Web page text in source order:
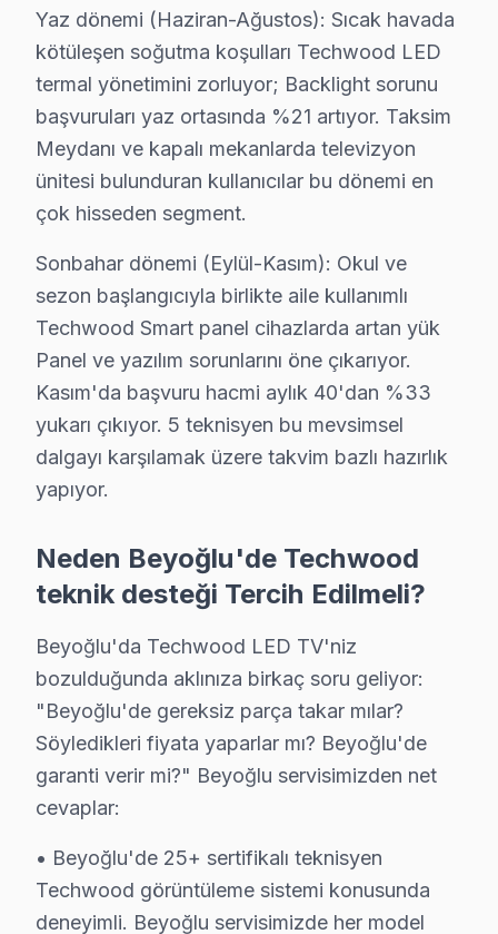
Karaköy'de Techwood TV Servisi
Karaköy, dinamik yapısıyla farklı yaş gruplarından
Kaptanpaşa'da Techwood TV Servisi
Kaptanpaşa Mahallesi, karma yapısıyla farklı
Katip Mustafa Çelebi'de Techwood TV Servisi
Katip Mustafa Çelebi Mahallesi, özellikle gençlerden
Keçeci Piri'de Techwood TV Servisi
Keçeci Piri Mahallesi, oldukça hareketli bir yaşam
Kemankeş Karamustafapaşa'da Techwood TV
Kemankeş Karamustafapaşa, tarihi dokusuyla dikkat
Kılıçali Paşa'da Techwood TV Servisi
Kocatepe'de Techwood TV Servisi
Kulaksız'da Techwood TV Servisi
Kulaksız Mahallesi, karışık bir sosyal yapıya sahip.
Kuloğlu'da Techwood TV Servisi
Kuloğlu Mahallesi, değişken bir konut yapısıyla
Küçük Piyale'de Techwood TV Servisi
Küçük Piyale Mahallesi, sakin ve huzurlu bir yerleşim
Yaz dönemi (Haziran-Ağustos): Sıcak havada
kötüleşen soğutma koşulları Techwood LED
termal yönetimini zorluyor; Backlight sorunu
başvuruları yaz ortasında %21 artıyor. Taksim
Meydanı ve kapalı mekanlarda televizyon
ünitesi bulunduran kullanıcılar bu dönemi en
çok hisseden segment.
Sonbahar dönemi (Eylül-Kasım): Okul ve
sezon başlangıcıyla birlikte aile kullanımlı
Techwood Smart panel cihazlarda artan yük
Panel ve yazılım sorunlarını öne çıkarıyor.
Kasım'da başvuru hacmi aylık 40'dan %33
yukarı çıkıyor. 5 teknisyen bu mevsimsel
dalgayı karşılamak üzere takvim bazlı hazırlık
yapıyor.
Neden Beyoğlu'de Techwood
teknik desteği Tercih Edilmeli?
Beyoğlu'da Techwood LED TV'niz
bozulduğunda aklınıza birkaç soru geliyor:
"Beyoğlu'de gereksiz parça takar mılar?
Söyledikleri fiyata yaparlar mı? Beyoğlu'de
garanti verir mi?" Beyoğlu servisimizden net
cevaplar:
• Beyoğlu'de 25+ sertifikalı teknisyen
Techwood görüntüleme sistemi konusunda
deneyimli. Beyoğlu servisimizde her model